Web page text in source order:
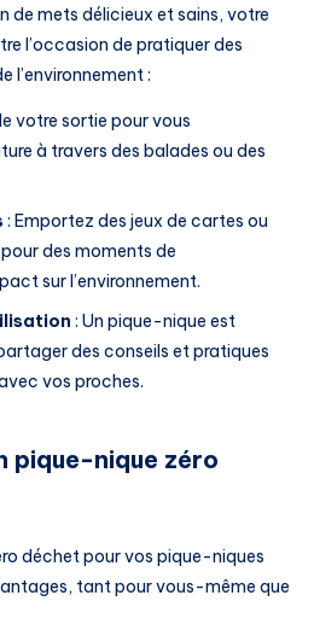
de mets délicieux et sains, votre
l’occasion de pratiquer des
l’environnement :
votre sortie pour vous
à travers des balades ou des
: Emportez des jeux de cartes ou
des moments de
sur l’environnement.
: Un pique-nique est
des conseils et pratiques
vos proches.
pique-nique zéro
déchet pour vos pique-niques
tant pour vous-même que